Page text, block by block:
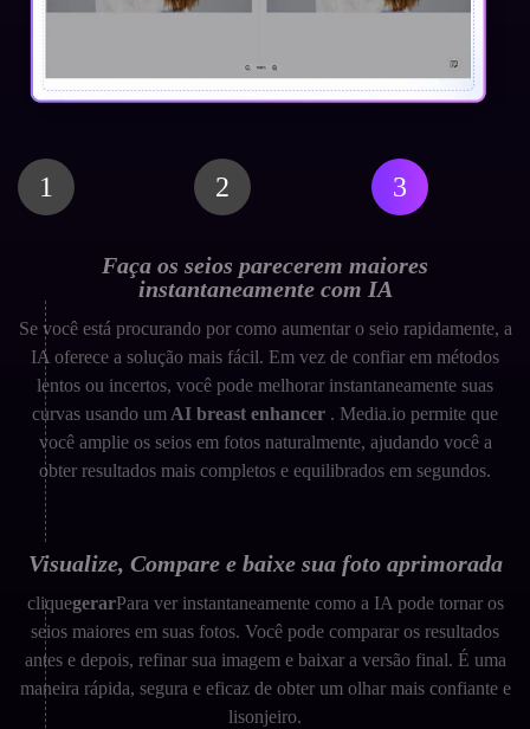
1 2 3
Faça os seios parecerem maiores
instantaneamente com IA
Se você está procurando por como aumentar o seio rapidamente, a
IA oferece a solução mais fácil. Em vez de confiar em métodos
lentos ou incertos, você pode melhorar instantaneamente suas
curvas usando um AI breast enhancer . Media.io permite que
você amplie os seios em fotos naturalmente, ajudando você a
obter resultados mais completos e equilibrados em segundos.
Visualize, Compare e baixe sua foto aprimorada
cliquegerarPara ver instantaneamente como a IA pode tornar os
seios maiores em suas fotos. Você pode comparar os resultados
antes e depois, refinar sua imagem e baixar a versão final. É uma
maneira rápida, segura e eficaz de obter um olhar mais confiante e
lisonjeiro.